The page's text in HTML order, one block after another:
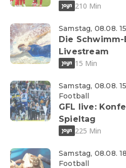
210 Min
Samstag, 08.08.
Die Schwimm-
Livestream
15 Min
Samstag, 08.08.
Football
GFL live:
Spieltag
225 Min
Samstag, 08.08.
Football